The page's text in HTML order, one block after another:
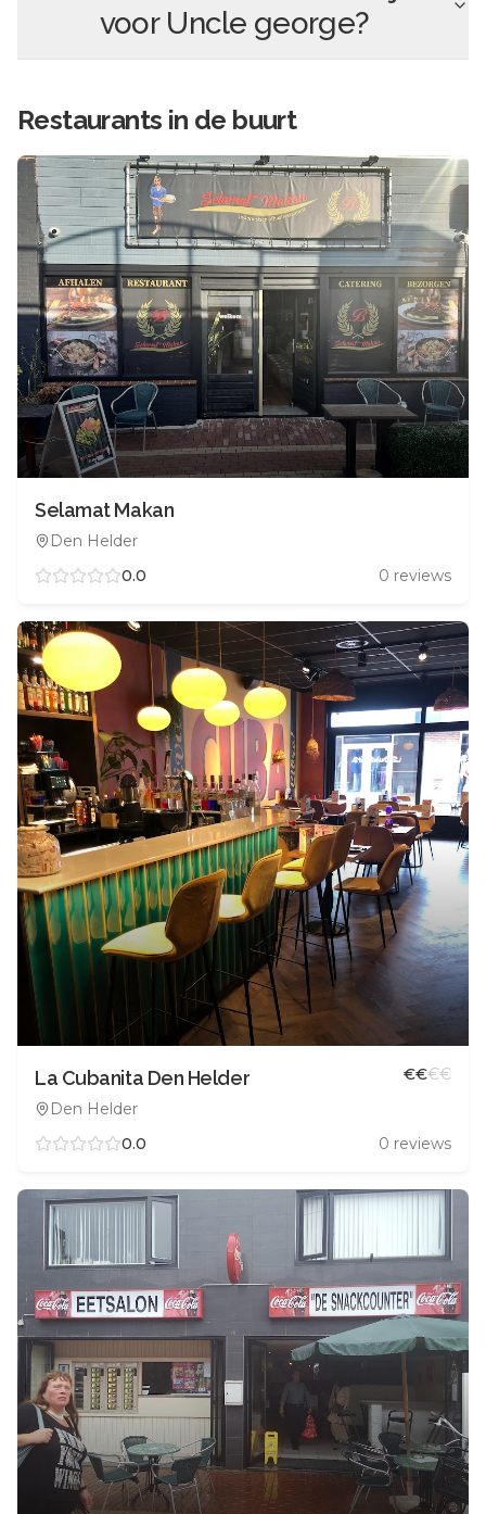
voor Uncle george?
Restaurants in de buurt
Selamat Makan
Den Helder
0.0
0 reviews
La Cubanita Den Helder
Den Helder
€€€€
0.0 0 reviews